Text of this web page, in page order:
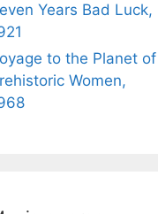
Years Bad Luck,
to the Planet of
Women,